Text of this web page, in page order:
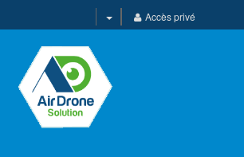
Accès privé